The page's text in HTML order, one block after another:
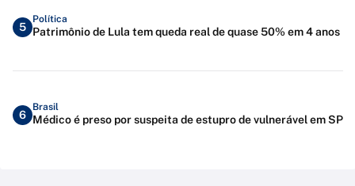
5
Política
Patrimônio de Lula tem queda real de quase 50% em 4 anos
6
Brasil
Médico é preso por suspeita de estupro de vulnerável em SP